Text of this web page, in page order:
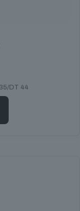
DT 44